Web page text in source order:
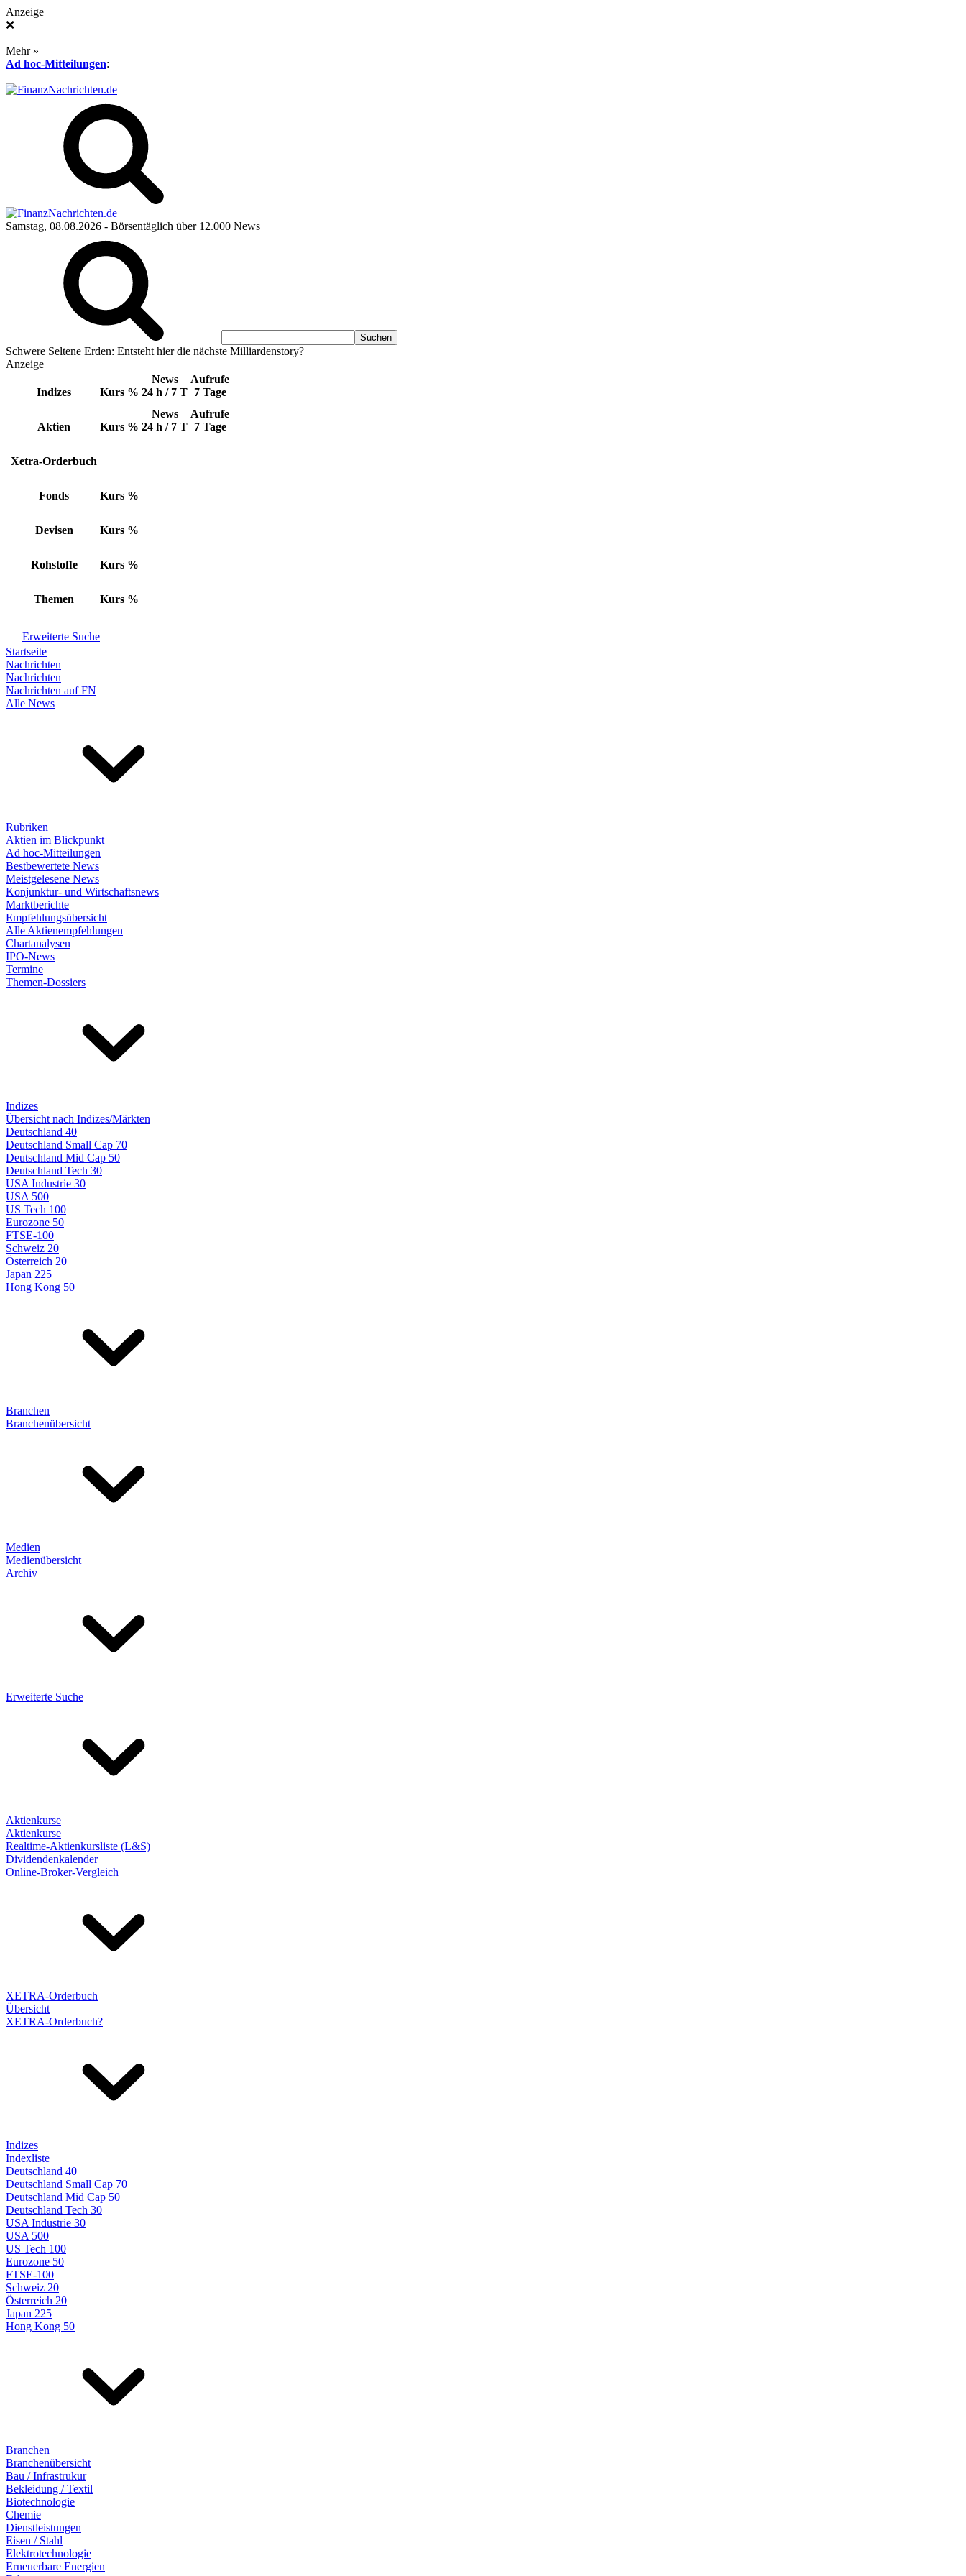
Anzeige
❌
Mehr »
Ad hoc-Mitteilungen:
Samstag, 08.08.2026 - Börsentäglich über 12.000 News
Schwere Seltene Erden: Entsteht hier die nächste Milliardenstory?
Anzeige
Indizes Kurs %
News
24 h / 7 T
Aufrufe
7 Tage
Aktien Kurs %
News
24 h / 7 T
Aufrufe
7 Tage
Xetra-Orderbuch
Fonds Kurs %
Devisen Kurs %
Rohstoffe Kurs %
Themen Kurs %
Erweiterte Suche
Startseite
Nachrichten
Nachrichten
Nachrichten auf FN
Alle News
Rubriken
Aktien im Blickpunkt
Ad hoc-Mitteilungen
Bestbewertete News
Meistgelesene News
Konjunktur- und Wirtschaftsnews
Marktberichte
Empfehlungsübersicht
Alle Aktienempfehlungen
Chartanalysen
IPO-News
Termine
Themen-Dossiers
Indizes
Übersicht nach Indizes/Märkten
Deutschland 40
Deutschland Small Cap 70
Deutschland Mid Cap 50
Deutschland Tech 30
USA Industrie 30
USA 500
US Tech 100
Eurozone 50
FTSE-100
Schweiz 20
Österreich 20
Japan 225
Hong Kong 50
Branchen
Branchenübersicht
Medien
Medienübersicht
Archiv
Erweiterte Suche
Aktienkurse
Aktienkurse
Realtime-Aktienkursliste (L&S)
Dividendenkalender
Online-Broker-Vergleich
XETRA-Orderbuch
Übersicht
XETRA-Orderbuch?
Indizes
Indexliste
Deutschland 40
Deutschland Small Cap 70
Deutschland Mid Cap 50
Deutschland Tech 30
USA Industrie 30
USA 500
US Tech 100
Eurozone 50
FTSE-100
Schweiz 20
Österreich 20
Japan 225
Hong Kong 50
Branchen
Branchenübersicht
Bau / Infrastrukur
Bekleidung / Textil
Biotechnologie
Chemie
Dienstleistungen
Eisen / Stahl
Elektrotechnologie
Erneuerbare Energien